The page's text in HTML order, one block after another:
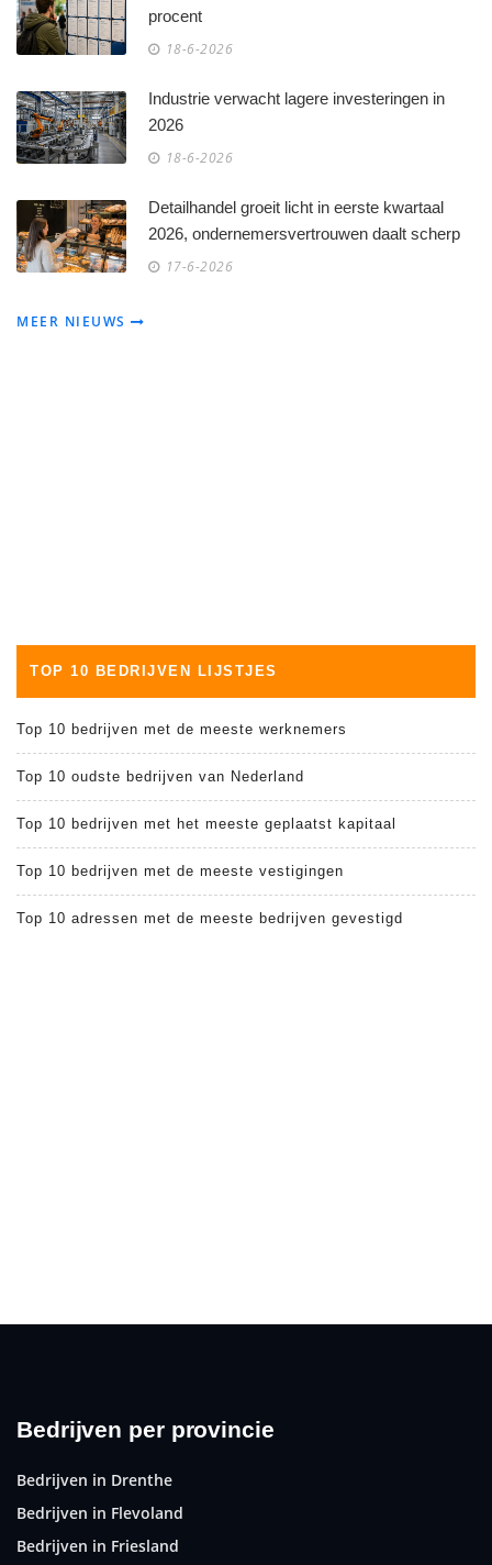
procent
18-6-2026
Industrie verwacht lagere investeringen in
2026
18-6-2026
Detailhandel groeit licht in eerste kwartaal
2026, ondernemersvertrouwen daalt scherp
17-6-2026
MEER NIEUWS
TOP 10 BEDRIJVEN LIJSTJES
Top 10 bedrijven met de meeste werknemers
Top 10 oudste bedrijven van Nederland
Top 10 bedrijven met het meeste geplaatst kapitaal
Top 10 bedrijven met de meeste vestigingen
Top 10 adressen met de meeste bedrijven gevestigd
Bedrijven per provincie
Bedrijven in Drenthe
Bedrijven in Flevoland
Bedrijven in Friesland